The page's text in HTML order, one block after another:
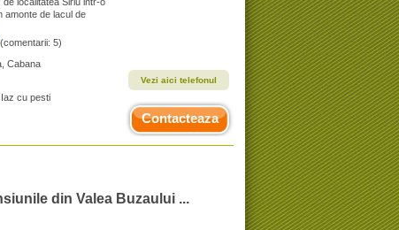
amonte de lacul de
(comentarii: 5)
Cabana
cu pesti
Vezi aici telefonul
Contacteaza
din Valea Buzaului ...